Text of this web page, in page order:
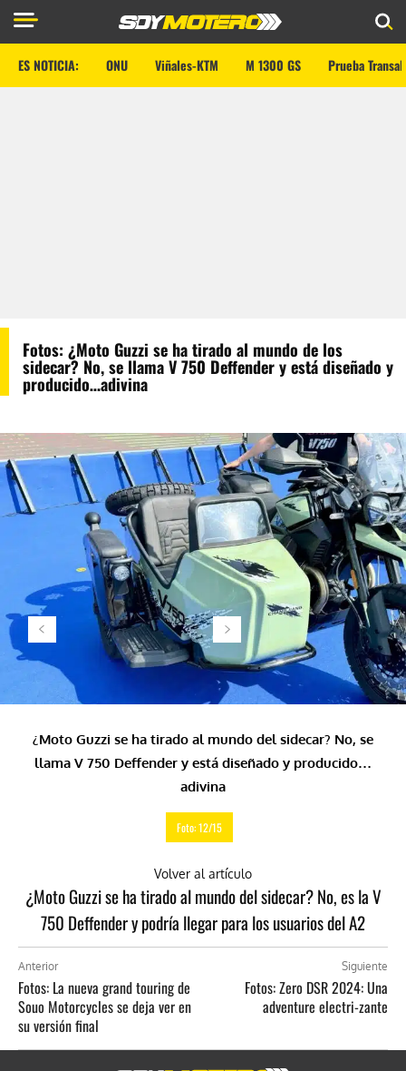
ES NOTICIA: ONU Viñales-KTM M 1300 GS Prueba
Fotos: ¿Moto Guzzi se ha tirado al mundo de los
sidecar? No, se llama V 750 Deffender y está diseñado y
producido…adivina
¿Moto Guzzi se ha tirado al mundo del sidecar? No, se
llama V 750 Deffender y está diseñado y producido…
adivina
Foto: 12/15
Volver al artículo
¿Moto Guzzi se ha tirado al mundo del sidecar? No, es la V
750 Deffender y podría llegar para los usuarios del A2
Anterior
Fotos: La nueva grand touring de
Souo Motorcycles se deja ver en
su versión final
Siguiente
Fotos: Zero DSR 2024: Una
adventure electri-zante